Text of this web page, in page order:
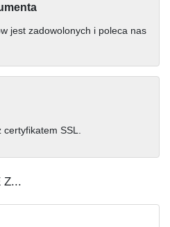
jest zadowolonych i poleca nas
SSL.
Z...